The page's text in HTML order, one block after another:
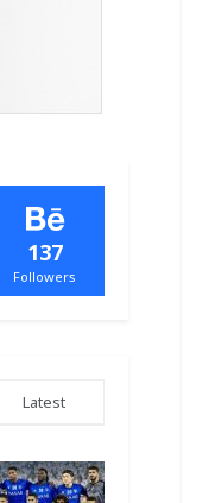
137
Followers
Latest